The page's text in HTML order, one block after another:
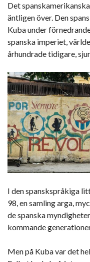
Det
äntligen över. Den
Kuba under
spanska imperiet,
århundrade tidigare,
I den spanskspråkiga
98, en samling arga,
de spanska
kommande
Men på Kuba var det